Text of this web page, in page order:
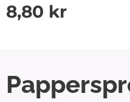
8,80 kr